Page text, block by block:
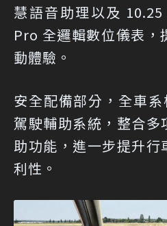
慧語音助理以及
Pro 全邏輯數位儀表，
動體驗。
安全配備部分，全車
駕駛輔助系統，整合多
助功能，進一步提升行
利性。